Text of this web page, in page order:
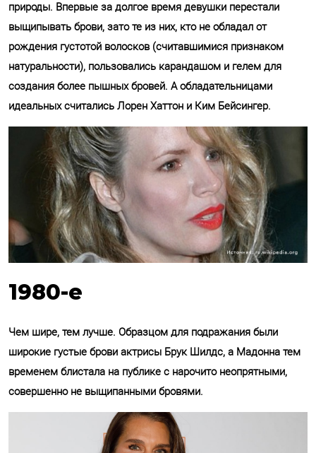
природы. Впервые за долгое время девушки перестали
выщипывать брови, зато те из них, кто не обладал от
рождения густотой волосков (считавшимися признаком
натуральности), пользовались карандашом и гелем для
создания более пышных бровей. А обладательницами
идеальных считались Лорен Хаттон и Ким Бейсингер.
1980-е
Чем шире, тем лучше. Образцом для подражания были
широкие густые брови актрисы Брук Шилдс, а Мадонна тем
временем блистала на публике с нарочито неопрятными,
совершенно не выщипанными бровями.